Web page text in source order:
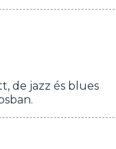
de jazz és blues